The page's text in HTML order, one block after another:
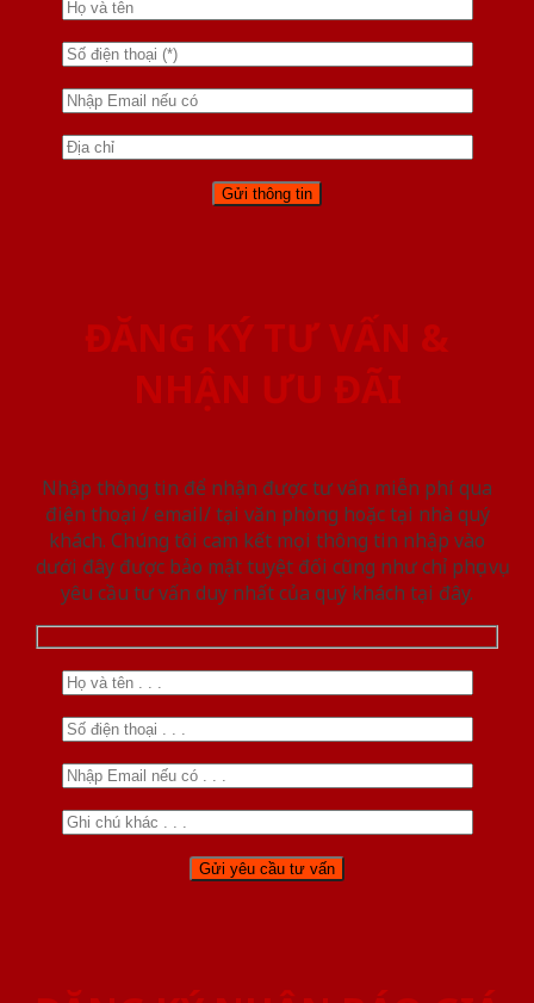
ĐĂNG KÝ TƯ VẤN &
NHẬN ƯU ĐÃI
Nhập thông tin để nhận được tư vấn miễn phí qua
điện thoại / email/ tại văn phòng hoặc tại nhà quý
khách. Chúng tôi cam kết mọi thông tin nhập vào
dưới đây được bảo mật tuyệt đối cũng như chỉ phục vụ
yêu cầu tư vấn duy nhất của quý khách tại đây.